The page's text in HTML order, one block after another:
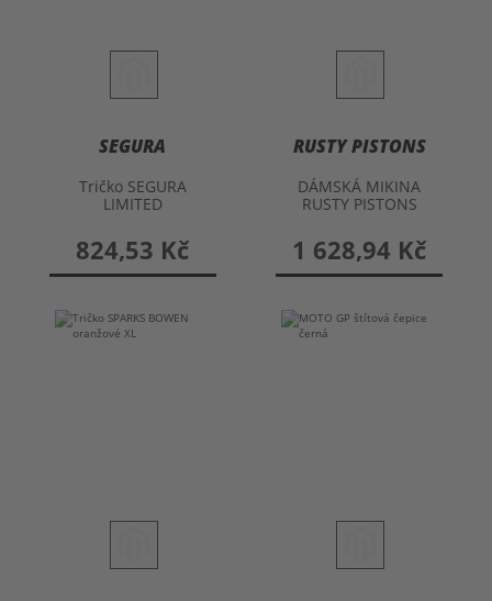
SEGURA
Tričko SEGURA
LIMITED
824,53 Kč
RUSTY PISTONS
DÁMSKÁ MIKINA
RUSTY PISTONS
1 628,94 Kč